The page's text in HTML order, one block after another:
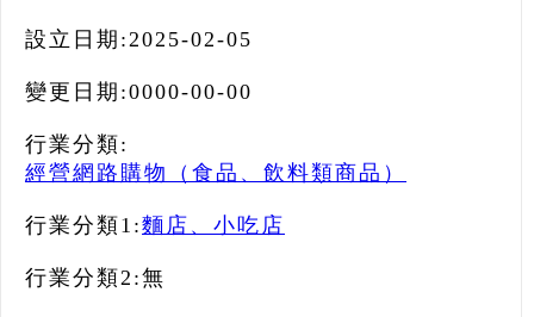
設立日期:2025-02-05
變更日期:0000-00-00
行業分類:
經營網路購物（食品、飲料類商品）
行業分類1:麵店、小吃店
行業分類2:無